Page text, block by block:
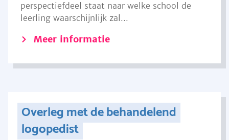
perspectiefdeel staat naar welke school de
leerling waarschijnlijk zal...
Meer informatie
Overleg met de behandelend
logopedist